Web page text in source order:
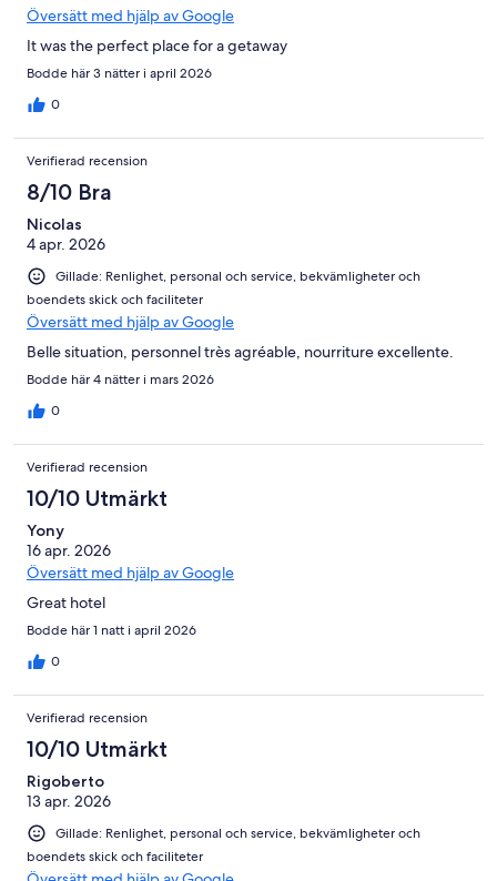
Översätt med hjälp av Google
It was the perfect place for a getaway
Bodde här 3 nätter i april 2026
0
Verifierad recension
8/10 Bra
Nicolas
4 apr. 2026
Gillade: Renlighet, personal och service, bekvämligheter och
boendets skick och faciliteter
Översätt med hjälp av Google
Belle situation, personnel très agréable, nourriture excellente.
Bodde här 4 nätter i mars 2026
0
Verifierad recension
10/10 Utmärkt
Yony
16 apr. 2026
Översätt med hjälp av Google
Great hotel
Bodde här 1 natt i april 2026
0
Verifierad recension
10/10 Utmärkt
Rigoberto
13 apr. 2026
Gillade: Renlighet, personal och service, bekvämligheter och
boendets skick och faciliteter